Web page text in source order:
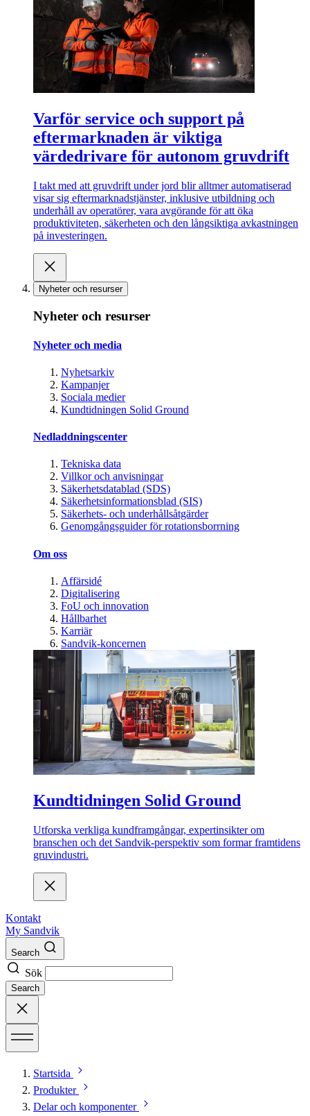
Varför service och support på
eftermarknaden är viktiga
värdedrivare för autonom gruvdrift
I takt med att gruvdrift under jord blir alltmer automatiserad
visar sig eftermarknadstjänster, inklusive utbildning och
underhåll av operatörer, vara avgörande för att öka
produktiviteten, säkerheten och den långsiktiga avkastningen
på investeringen.
Nyheter och resurser
Nyheter och resurser
Nyheter och media
Nyhetsarkiv
Kampanjer
Sociala medier
Kundtidningen Solid Ground
Nedladdningscenter
Tekniska data
Villkor och anvisningar
Säkerhetsdatablad (SDS)
Säkerhetsinformationsblad (SIS)
Säkerhets- och underhållsåtgärder
Genomgångsguider för rotationsborrning
Om oss
Affärsidé
Digitalisering
FoU och innovation
Hållbarhet
Karriär
Sandvik-koncernen
Kundtidningen Solid Ground
Utforska verkliga kundframgångar, expertinsikter om
branschen och det Sandvik-perspektiv som formar framtidens
gruvindustri.
Kontakt
My Sandvik
Search
Sök
Search
Startsida
Produkter
Delar och komponenter